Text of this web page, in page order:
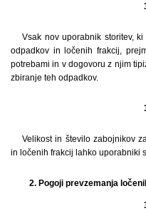
Vsak nov uporabnik storitev,
odpadkov in ločenih frakcij,
potrebami in v dogovoru z njim
zbiranje teh odpadkov.
Velikost in število zabojnikov
in ločenih frakcij lahko uporabniki
2. Pogoji prevzemanja